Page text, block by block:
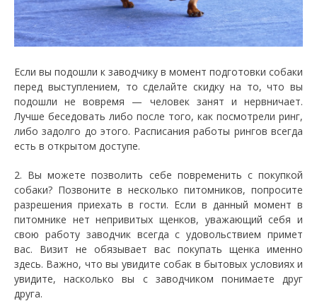
Если вы подошли к заводчику в момент подготовки собаки
перед выступлением, то сделайте скидку на то, что вы
подошли не вовремя — человек занят и нервничает.
Лучше беседовать либо после того, как посмотрели ринг,
либо задолго до этого. Расписания работы рингов всегда
есть в открытом доступе.
2. Вы можете позволить себе повременить с покупкой
собаки? Позвоните в несколько питомников, попросите
разрешения приехать в гости. Если в данный момент в
питомнике нет непривитых щенков, уважающий себя и
свою работу заводчик всегда с удовольствием примет
вас. Визит не обязывает вас покупать щенка именно
здесь. Важно, что вы увидите собак в бытовых условиях и
увидите, насколько вы с заводчиком понимаете друг
друга.